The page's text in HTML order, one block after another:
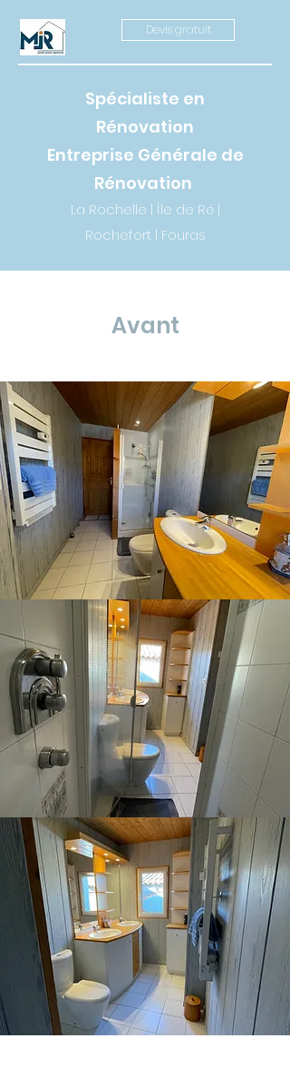
Devis gratuit
Spécialiste en
Rénovation
Entreprise Générale de
Rénovation
La Rochelle | Île de Ré |
Rochefort | Fouras
Avant